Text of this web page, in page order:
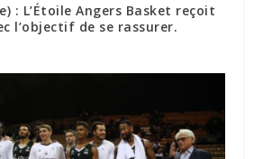
: L’Étoile Angers Basket reçoit
l’objectif de se rassurer.